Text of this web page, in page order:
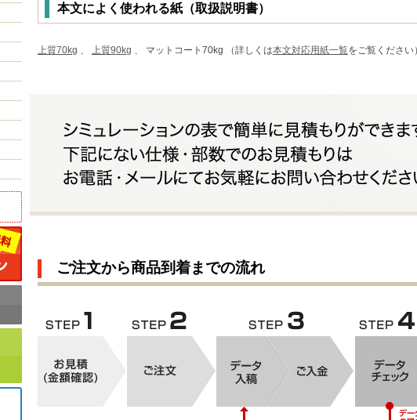
本文によく使われる紙（取扱説明書）
上質70kg 上質90kg 、 マットコート70kg （詳しくは本文対応用紙一覧をご覧ください
ご注文から商品到着までの流れ